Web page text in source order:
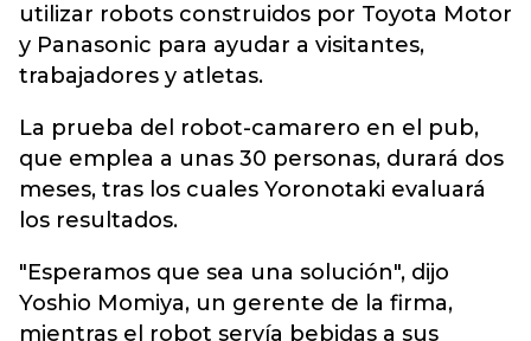
utilizar robots construidos por Toyota Motor
y Panasonic para ayudar a visitantes,
trabajadores y atletas.
La prueba del robot-camarero en el pub,
que emplea a unas 30 personas, durará dos
meses, tras los cuales Yoronotaki evaluará
los resultados.
"Esperamos que sea una solución", dijo
Yoshio Momiya, un gerente de la firma,
mientras el robot servía bebidas a sus